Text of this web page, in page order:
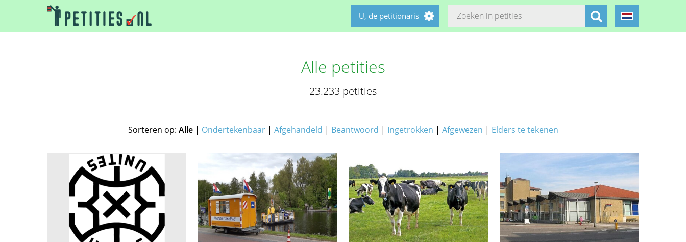
U, de petitionaris
Alle petities
23.233 petities
Sorteren op: Alle| Ondertekenbaar| Afgehandeld | Beantwoord | Ingetrokken | Afgewezen | Elders te tekenen